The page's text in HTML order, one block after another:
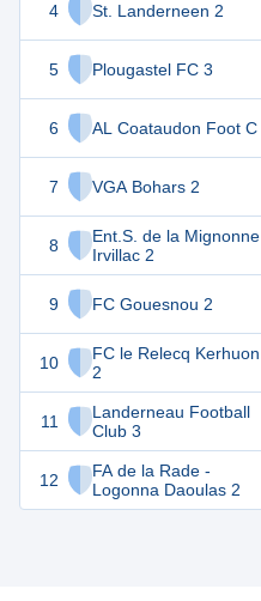
4 St. Landerneen 2
5 Plougastel FC 3
6 AL Coataudon Foot C
7 VGA Bohars 2
8
Ent.S. de la Mignonne
Irvillac 2
9 FC Gouesnou 2
10
FC le Relecq Kerhuon
2
11
Landerneau Football
Club 3
12
FA de la Rade -
Logonna Daoulas 2
33
31
31 22
26 22
26
26 22
25 22